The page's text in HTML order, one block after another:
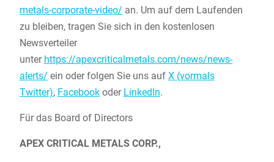
metals-corporate-video/ an. Um auf dem Laufenden
zu bleiben, tragen Sie sich in den kostenlosen
Newsverteiler
unter https://apexcriticalmetals.com/news/news-
alerts/ ein oder folgen Sie uns auf X (vormals
Twitter), Facebookoder LinkedIn.
Für das Board of Directors
APEX CRITICAL METALS CORP.,